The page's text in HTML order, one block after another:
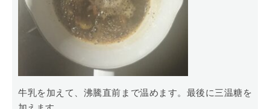
牛乳を加えて、沸騰直前まで温めます。最後に三温糖を